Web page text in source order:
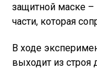
защитной маске
части, которая
В ходе
выходит из строя